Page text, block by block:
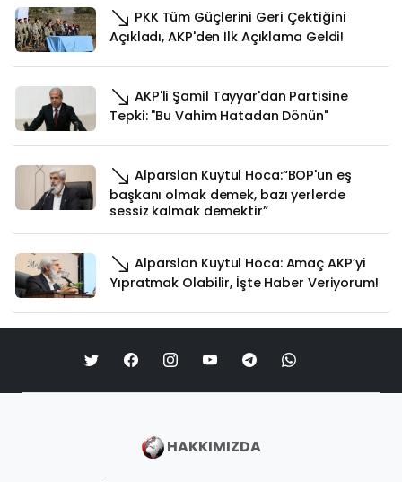
PKK Tüm Güçlerini Geri Çektiğini
Açıkladı, AKP'den İlk Açıklama Geldi!
AKP'li Şamil Tayyar'dan Partisine
Tepki: "Bu Vahim Hatadan Dönün"
Alparslan Kuytul Hoca:“BOP'un eş
başkanı olmak demek, bazı yerlerde
sessiz kalmak demektir”
Alparslan Kuytul Hoca: Amaç AKP’yi
Yıpratmak Olabilir, İşte Haber Veriyorum!
HAKKIMIZDA